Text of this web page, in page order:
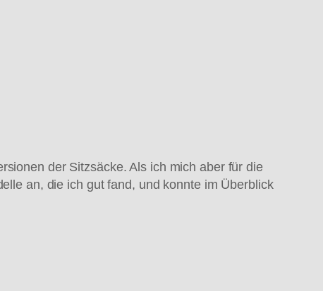
der Sitzsäcke. Als ich mich aber für die
an, die ich gut fand, und konnte im Überblick